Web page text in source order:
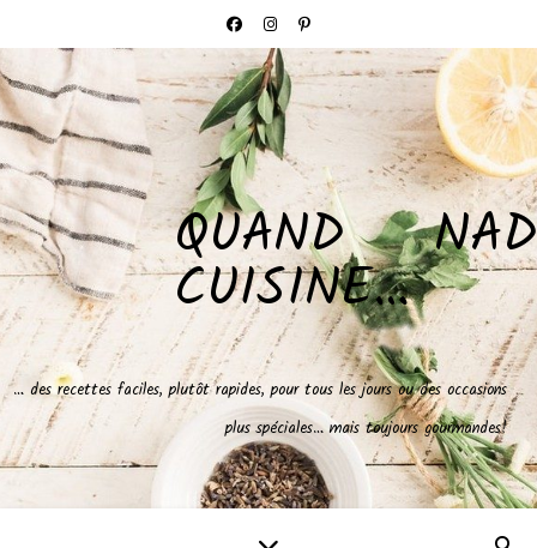
QUAND NAD
CUISINE…
… des recettes faciles, plutôt rapides, pour tous les jours ou des occasions
plus spéciales… mais toujours gourmandes!